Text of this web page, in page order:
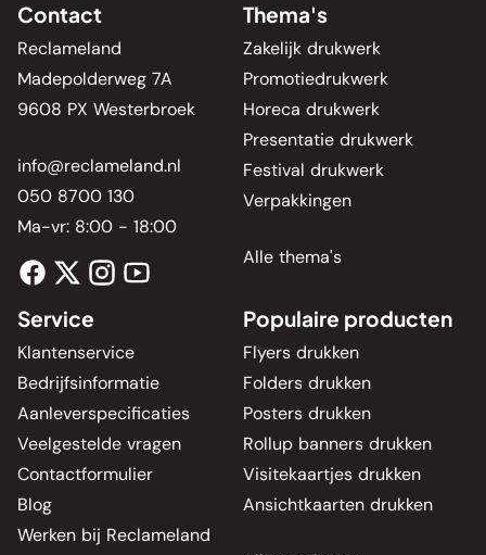
Contact
Reclameland
Madepolderweg 7A
9608 PX Westerbroek
info@reclameland.nl
050 8700 130
Ma-vr: 8:00 - 18:00
Thema's
Zakelijk drukwerk
Promotiedrukwerk
Horeca drukwerk
Presentatie drukwerk
Festival drukwerk
Verpakkingen
Alle thema's
Service
Klantenservice
Bedrijfsinformatie
Aanleverspecificaties
Veelgestelde vragen
Contactformulier
Blog
Werken bij Reclameland
Populaire producten
Flyers drukken
Folders drukken
Posters drukken
Rollup banners drukken
Visitekaartjes drukken
Ansichtkaarten drukken